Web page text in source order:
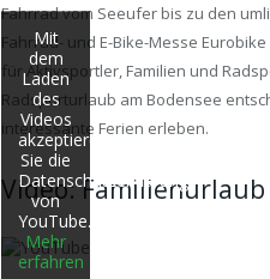
Fahrrad vom Seeufer bis zu den
Fahrrad- und E-Bike-Messe
für Aktivsportler, Familien und
Radsporturlaub am Bodensee
interessante Ferien erleben.
Video: Familienurlaub
Mit
dem
Laden
des
Videos
akzeptieren
Sie die
Datenschutzerklärung
von
YouTube.
Mehr
erfahren